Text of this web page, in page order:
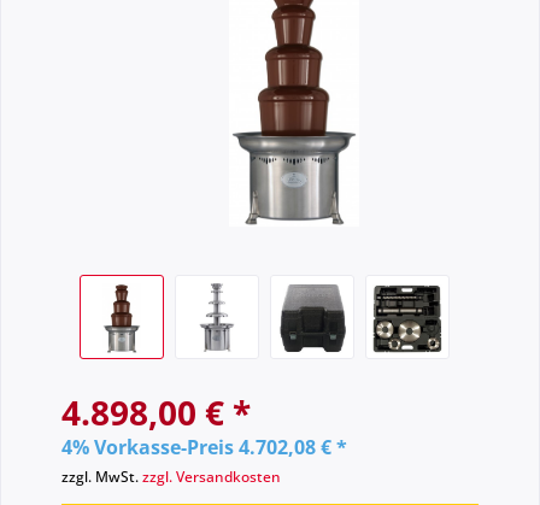
4.898,00 € *
4% Vorkasse-Preis 4.702,08 € *
zzgl. MwSt.zzgl. Versandkosten